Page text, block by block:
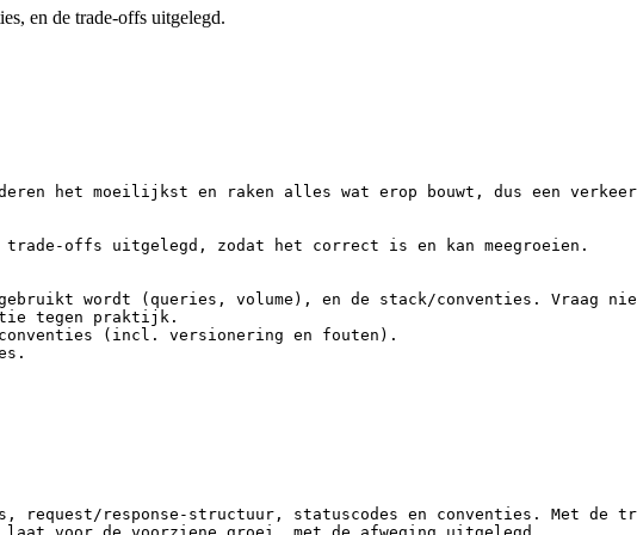
en de trade-offs uitgelegd.
het moeilijkst en raken alles wat erop bouwt, dus
offs uitgelegd, zodat het correct is en kan meegroeien.
wordt (queries, volume), en de stack/conventies. Vraag
tegen praktijk.
(incl. versionering en fouten).
response-structuur, statuscodes en conventies. Met de